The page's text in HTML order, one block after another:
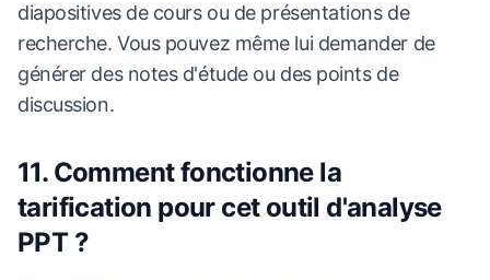
diapositives de cours ou de présentations de
recherche. Vous pouvez même lui demander de
générer des notes d'étude ou des points de
discussion.
11. Comment fonctionne la
tarification pour cet outil d'analyse
PPT ?